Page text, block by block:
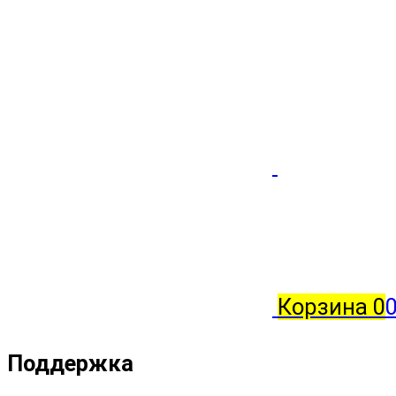
Корзина 0
Поддержка